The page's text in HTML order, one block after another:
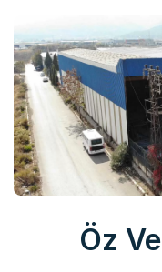
Öz
1992 yılında çimento